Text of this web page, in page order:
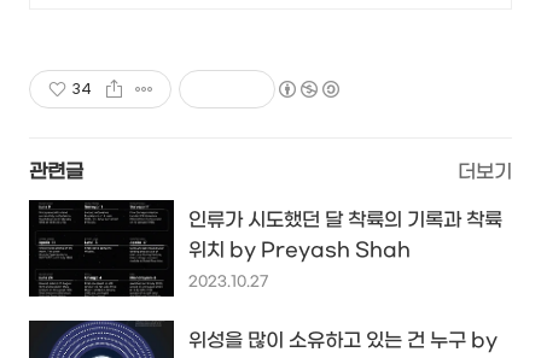
34
관련글 더보기
인류가 시도했던 달 착륙의 기록과 착륙
위치 by Preyash Shah
2023.10.27
위성을 많이 소유하고 있는 건 누구 by